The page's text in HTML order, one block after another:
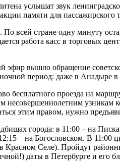
услышат звук
памяти для
всей стране одну минуту
работа касс в торговых
эфир вышло обращение
период: даже в Анадыре в
проезда на
узникам
этим правом, нужно
города: в 11:00 – на
– на Богословском. В 11:00
Селе). Пройдут
даты в Петербурге и его